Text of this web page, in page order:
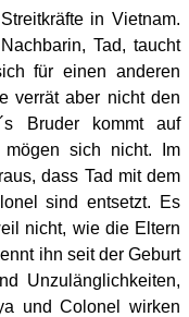
in Vietnam.
Tad, taucht
für einen anderen
verrät aber nicht den
Bruder kommt auf
sich nicht. Im
dass Tad mit dem
sind entsetzt. Es
nicht, wie die Eltern
ihn seit der Geburt
Unzulänglichkeiten,
und Colonel wirken